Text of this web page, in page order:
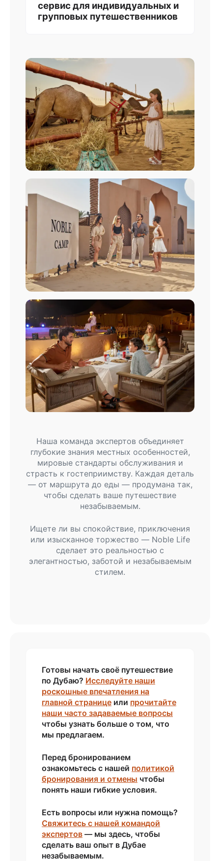
сервис для индивидуальных и
групповых путешественников
Наша команда экспертов объединяет
глубокие знания местных особенностей,
мировые стандарты обслуживания и
страсть к гостеприимству. Каждая деталь
— от маршрута до еды — продумана так,
чтобы сделать ваше путешествие
незабываемым.
Ищете ли вы спокойствие, приключения
или изысканное торжество — Noble Life
сделает это реальностью с
элегантностью, заботой и незабываемым
стилем.
Готовы начать своё путешествие
по Дубаю? Исследуйте наши
роскошные впечатления на
главной странице или прочитайте
наши часто задаваемые вопросы
чтобы узнать больше о том, что
мы предлагаем.
Перед бронированием
ознакомьтесь с нашей политикой
бронирования и отмены чтобы
понять наши гибкие условия.
Есть вопросы или нужна помощь?
Свяжитесь с нашей командой
экспертов — мы здесь, чтобы
сделать ваш опыт в Дубае
незабываемым.